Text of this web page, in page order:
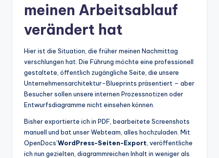
meinen Arbeitsablauf
verändert hat
Hier ist die Situation, die früher meinen Nachmittag
verschlungen hat: Die Führung möchte eine professionell
gestaltete, öffentlich zugängliche Seite, die unsere
Unternehmensarchitektur-Blueprints präsentiert – aber
Besucher sollen unsere internen Prozessnotizen oder
Entwurfsdiagramme nicht einsehen können.
Bisher exportierte ich in PDF, bearbeitete Screenshots
manuell und bat unser Webteam, alles hochzuladen. Mit
OpenDocs’WordPress-Seiten-Export , veröffentliche
ich nun gezielten, diagrammreichen Inhalt in weniger als